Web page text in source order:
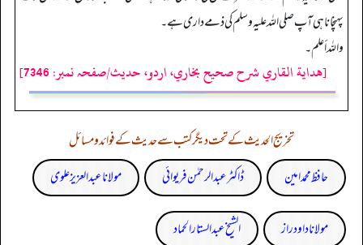
پہنچانا ہی آپ صلی اللہ علیہ وسلم کی ذمے داری ہے۔
واللہ أعلم۔
[هداية القاري شرح صحيح بخاري، اردو، حدیث/صفحہ نمبر: 7346]
تخریج الحدیث کے تحت دیگر کتب سے حدیث کے فوائد و مسائل
حافظ محمد امین
ڈاکٹر عبدالرحمٰن فریوائی مولانا عبد العزیز علوی
مولانا داود راز الشیخ عبدالستار الحماد